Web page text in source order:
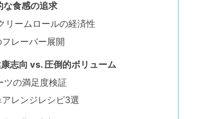
な食感の追求
リームロールの経済性
レーバー展開
志向 vs. 圧倒的ボリューム
ツの満足度検証
レンジレシピ3選